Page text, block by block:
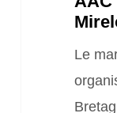
dispositifLe